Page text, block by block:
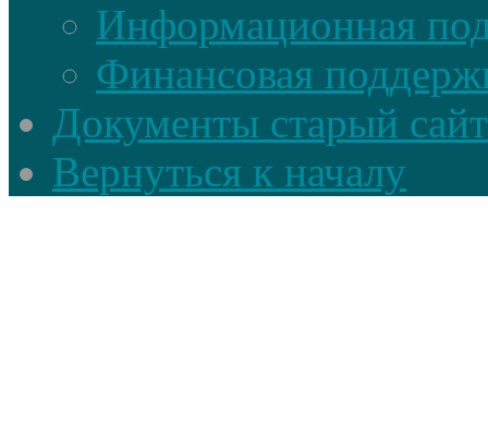
Информационная
Финансовая
Документы старый сайт
Вернуться к началу